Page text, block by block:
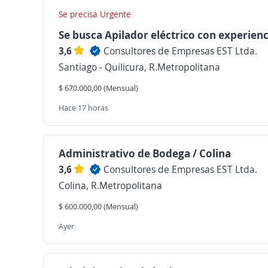
Se precisa Urgente
Se busca Apilador eléctrico con
3,6
Consultores de Empresas EST Ltda.
Santiago - Quilicura, R.Metropolitana
$ 670.000,00 (Mensual)
Hace 17 horas
Administrativo de Bodega / Colina
3,6
Consultores de Empresas EST Ltda.
Colina, R.Metropolitana
$ 600.000,00 (Mensual)
Ayer